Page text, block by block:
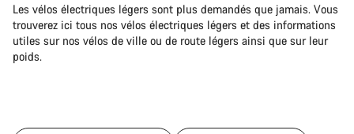
Les vélos électriques légers sont plus demandés que jamais. Vous
trouverez ici tous nos vélos électriques légers et des informations
utiles sur nos vélos de ville ou de route légers ainsi que sur leur
poids.